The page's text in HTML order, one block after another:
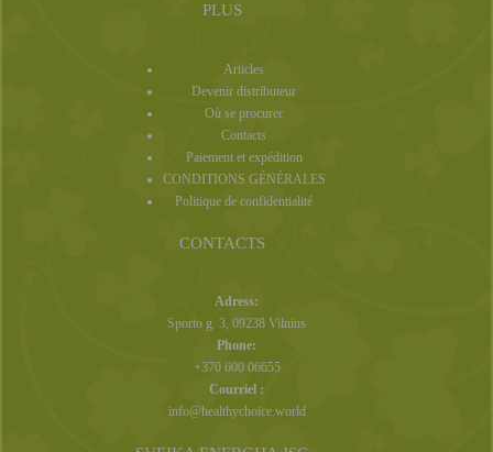
PLUS
Articles
Devenir distributeur
Où se procurer
Contacts
Paiement et expédition
CONDITIONS GÉNÉRALES
Politique de confidentialité
CONTACTS
Adress:
Sporto g. 3, 09238 Vilnius
Phone:
+370 600 06655
Courriel :
info@healthychoice.world